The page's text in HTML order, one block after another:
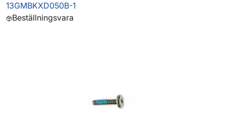
13GMBKXD050B-1
Beställningsvara